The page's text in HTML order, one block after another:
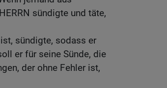
sündigte und täte,
sündigte, sodass er
er für seine Sünde, die
der ohne Fehler ist,